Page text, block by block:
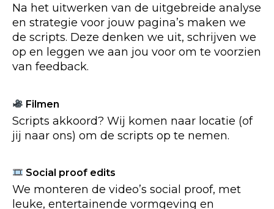
Na het uitwerken van de uitgebreide analyse
en strategie voor jouw pagina’s maken we
de scripts. Deze denken we uit, schrijven we
op en leggen we aan jou voor om te voorzien
van feedback.
Filmen
Scripts akkoord? Wij komen naar locatie (of
jij naar ons) om de scripts op te nemen.
Social proof edits
We monteren de video’s social proof, met
leuke, entertainende vormgeving en